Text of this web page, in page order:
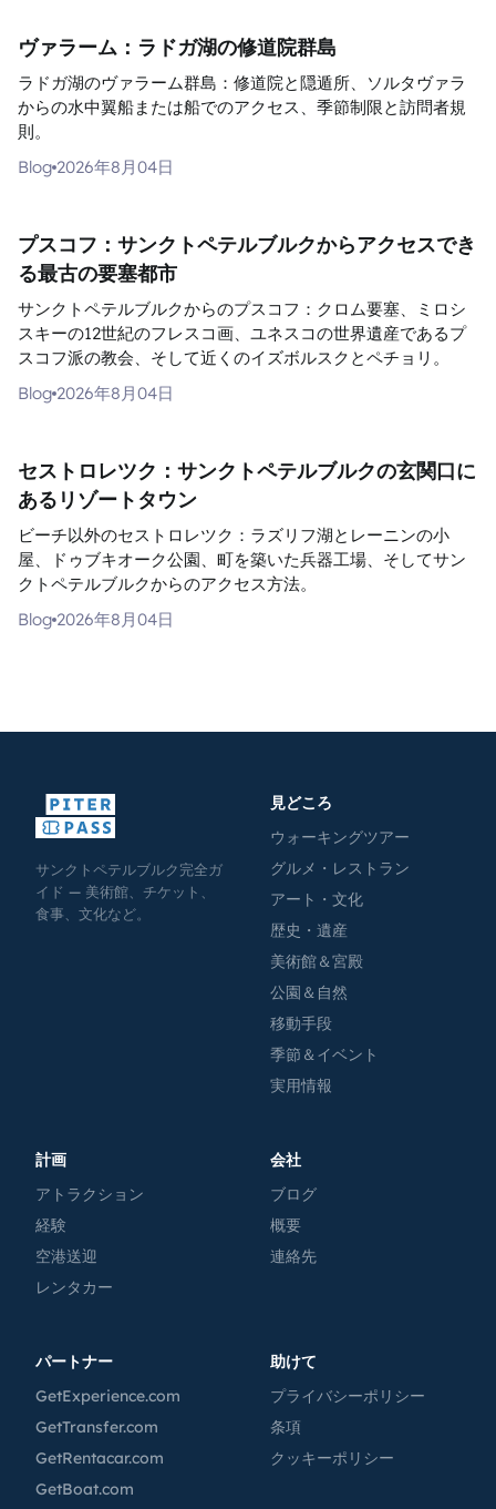
ヴァラーム：ラドガ湖の修道院群島
ラドガ湖のヴァラーム群島：修道院と隠遁所、ソルタヴァラ
からの水中翼船または船でのアクセス、季節制限と訪問者規
則。
Blog 2026年8月04日
プスコフ：サンクトペテルブルクからアクセスでき
る最古の要塞都市
サンクトペテルブルクからのプスコフ：クロム要塞、ミロシ
スキーの12世紀のフレスコ画、ユネスコの世界遺産であるプ
スコフ派の教会、そして近くのイズボルスクとペチョリ。
Blog 2026年8月04日
セストロレツク：サンクトペテルブルクの玄関口に
あるリゾートタウン
ビーチ以外のセストロレツク：ラズリフ湖とレーニンの小
屋、ドゥブキオーク公園、町を築いた兵器工場、そしてサン
クトペテルブルクからのアクセス方法。
Blog 2026年8月04日
サンクトペテルブルク完全ガ
イド — 美術館、チケット、
食事、文化など。
見どころ
ウォーキングツアー
グルメ・レストラン
アート・文化
歴史・遺産
美術館＆宮殿
公園＆自然
移動手段
季節＆イベント
実用情報
計画
アトラクション
経験
空港送迎
レンタカー
会社
ブログ
概要
連絡先
パートナー
GetExperience.com
GetTransfer.com
GetRentacar.com
GetBoat.com
助けて
プライバシーポリシー
条項
クッキーポリシー